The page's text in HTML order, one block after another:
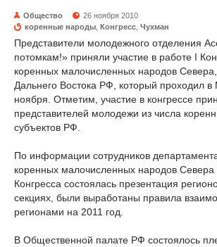
Общество
26 ноября 2010
коренные народы Конгресс Чухман
Представители молодежного отделения
потомкам!» приняли участие в работе I
коренных малочисленных народов
Дальнего Востока РФ, который проходил в
ноября. Отметим, участие в конгрессе
представителей молодежи из числа
субъектов РФ.
По информации сотрудников
коренных малочисленных народов
Конгресса состоялась презентация
секциях, были выработаны правила
регионами на 2011 год.
В Общественной палате РФ состоялось